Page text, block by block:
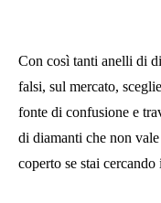
Con così tanti anelli di
falsi, sul mercato,
fonte di confusione e
di diamanti che non
coperto se stai